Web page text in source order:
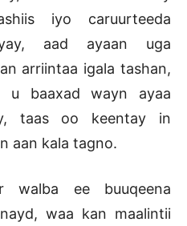
iyo caruurteeda
aad ayaan uga
arriintaa igala tashan,
u baaxad wayn ayaa
taas oo keentay in
aan kala tagno.
walba ee buuqeena
waa kan maalintii